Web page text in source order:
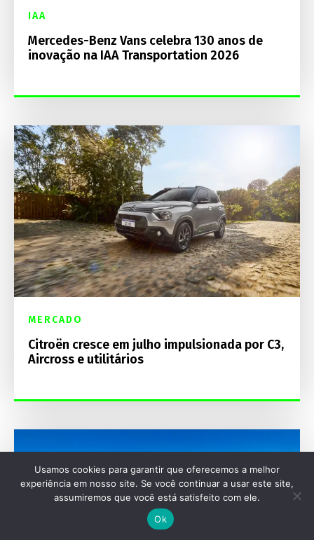
IAA
Mercedes-Benz Vans celebra 130 anos de
inovação na IAA Transportation 2026
MERCADO
Citroën cresce em julho impulsionada por C3,
Aircross e utilitários
Usamos cookies para garantir que oferecemos a melhor
experiência em nosso site. Se você continuar a usar este site,
assumiremos que você está satisfeito com ele.
Ok